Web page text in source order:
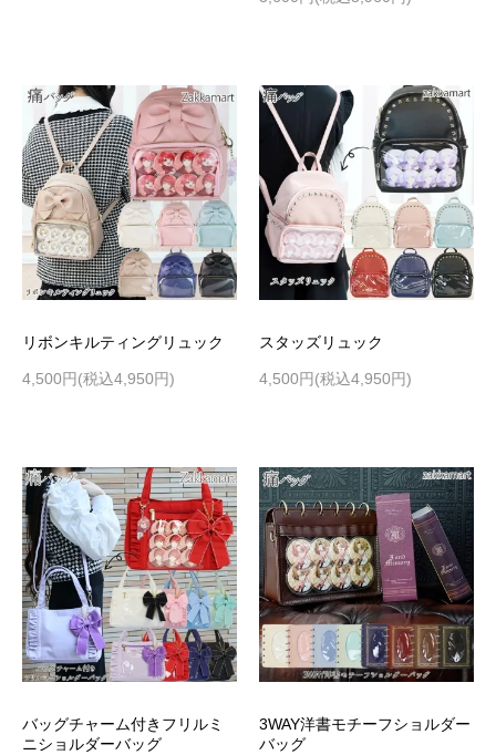
リボンキルティングリュック
4,500円(税込4,950円)
スタッズリュック
4,500円(税込4,950円)
バッグチャーム付きフリルミ
ニショルダーバッグ
3WAY洋書モチーフショルダー
バッグ